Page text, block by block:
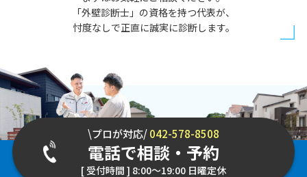
「外壁診断士」の資格を持つ代表が、
忖度なしで正直に誠実に診断します。
\プロが対応/042-578-8508
電話で相談・予約
[ 受付時間 ] 8:00～19:00 日曜定休